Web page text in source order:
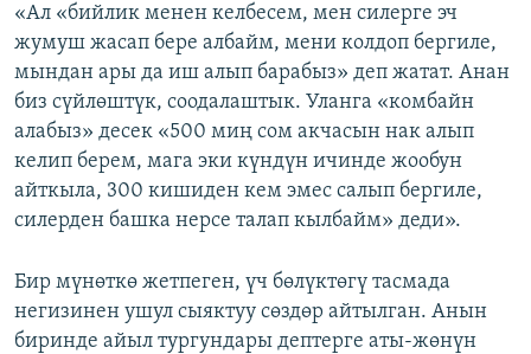
«Ал «бийлик менен келбесем, мен силерге эч
жумуш жасап бере албайм, мени колдоп бергиле,
мындан ары да иш алып барабыз» деп жатат. Анан
биз сүйлөштүк, соодалаштык. Уланга «комбайн
алабыз» десек «500 миң сом акчасын нак алып
келип берем, мага эки күндүн ичинде жообун
айткыла, 300 кишиден кем эмес салып бергиле,
силерден башка нерсе талап кылбайм» деди».
Бир мүнөткө жетпеген, үч бөлүктөгү тасмада
негизинен ушул сыяктуу сөздөр айтылган. Анын
биринде айыл тургундары дептерге аты-жөнүн